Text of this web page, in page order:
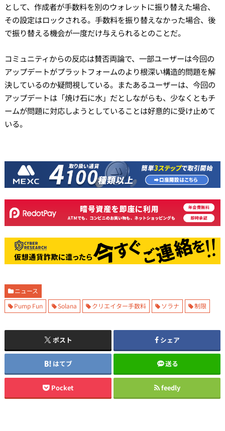
として、作成者が手数料を別のウォレットに振り替えた場合、
その設定はロックされる。手数料を振り替えなかった場合、後
で振り替える機会が一度だけ与えられるとのことだ。
コミュニティからの反応は賛否両論で、一部ユーザーは今回の
アップデートがプラットフォームのより根深い構造的問題を解
決しているのか疑問視している。またあるユーザーは、今回の
アップデートは「焼け石に水」だとしながらも、少なくともチ
ームが問題に対応しようとしていることは好意的に受け止めて
いる。
ニュース
Pump Fun
Solana クリエイター手数料 ソラナ 制限
ポスト シェア
はてブ 送る
Pocket feedly